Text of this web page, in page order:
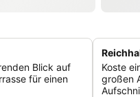
Blick auf
für einen
Koste
großen